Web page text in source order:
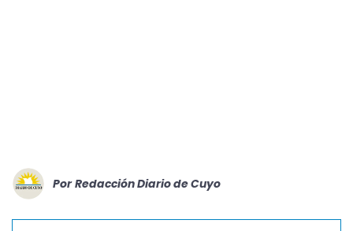
Por Redacción Diario de Cuyo